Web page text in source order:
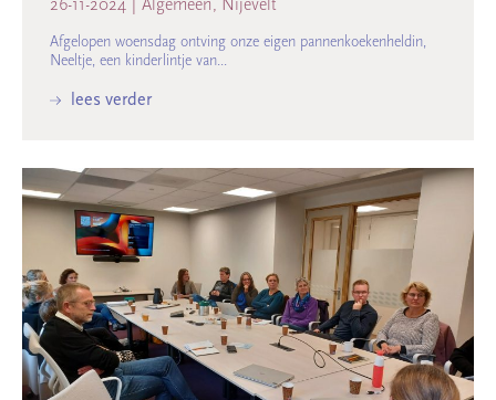
26-11-2024 Algemeen, Nijevelt
Afgelopen woensdag ontving onze eigen pannenkoekenheldin,
Neeltje, een kinderlintje van...
lees verder